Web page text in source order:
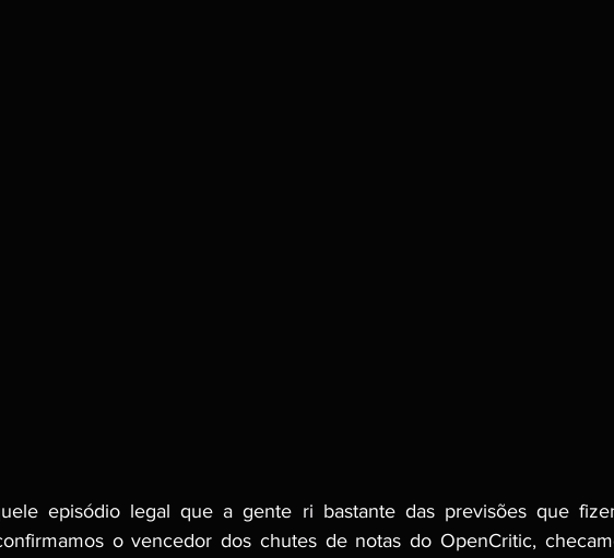
episódio legal que a gente ri bastante das previsões que
o vencedor dos chutes de notas do OpenCritic,